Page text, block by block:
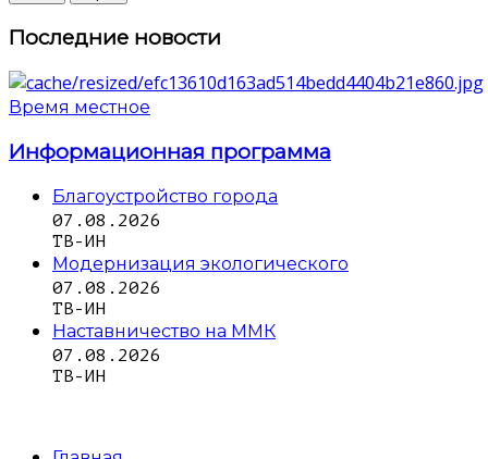
Последние новости
Время местное
Информационная программа
Благоустройство города
07.08.2026
ТВ-ИН
Модернизация экологического
07.08.2026
ТВ-ИН
Наставничество на ММК
07.08.2026
ТВ-ИН